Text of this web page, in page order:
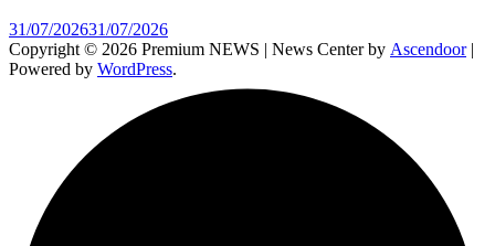
31/07/202631/07/2026
Copyright © 2026 Premium NEWS | News Center by Ascendoor|
Powered by WordPress.